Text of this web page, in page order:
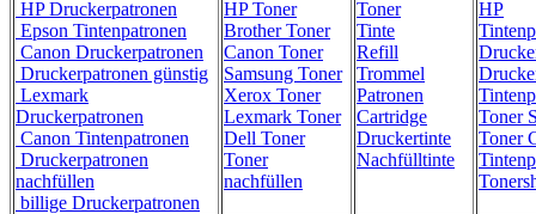
HP Druckerpatronen
Epson Tintenpatronen
Canon Druckerpatronen
Druckerpatronen günstig
Lexmark
Druckerpatronen
Canon Tintenpatronen
Druckerpatronen
nachfüllen
billige Druckerpatronen
HP Toner
Brother Toner
Canon Toner
Samsung Toner
Xerox Toner
Lexmark Toner
Dell Toner
Toner
nachfüllen
Toner
Tinte
Refill
Trommel
Patronen
Cartridge
Druckertinte
Nachfülltinte
HP
Toner
Toner